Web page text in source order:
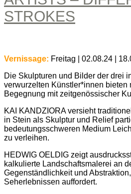
STROKES
Vernissage: Freitag | 02.08.24 |
Die Skulpturen und Bilder der drei
verwurzelten Künstler*innen bieten
Begegnung mit zeitgenössischer
KAI KANDZIORA versieht
in Stein als Skulptur und Relief
bedeutungsschweren Medium
zu verleihen.
HEDWIG OELDIG zeigt
kalkulierte Landschaftsmalerei an
Gegenständlichkeit und
Seherlebnissen auffordert.